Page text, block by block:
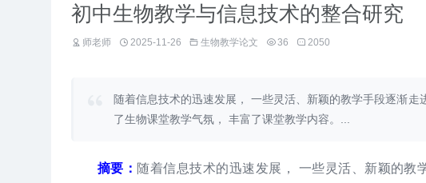
初中生物教学与信息技术的整合研究
师老师 2025-11-26 生物教学论文 36 2050
随着信息技术的迅速发展， 一些灵活、新颖的教学手段逐渐
了生物课堂教学气氛， 丰富了课堂教学内容。...
摘要： 随着信息技术的迅速发展， 一些灵活、新颖的